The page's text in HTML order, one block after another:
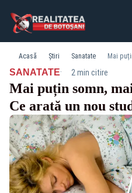
Acasă Știri Sanatate
SANATATE· 2 min citire
Mai puțin somn,
Ce arată un nou